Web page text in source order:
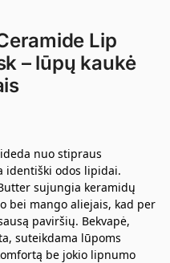
Lip
– lūpų kaukė
nuo stipraus
identiški odos lipidai.
sujungia keramidų
bei mango aliejais, kad per
paviršių. Bekvapė,
suteikdama lūpoms
be jokio lipnumo